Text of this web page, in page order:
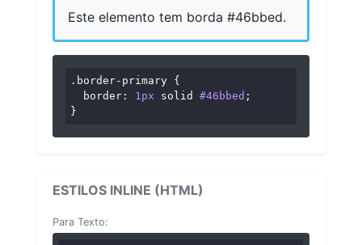
Este elemento tem borda #46bbed.
.border-primary {
border : 1px solid #46bbed ;
}
ESTILOS INLINE (HTML)
Para Texto: